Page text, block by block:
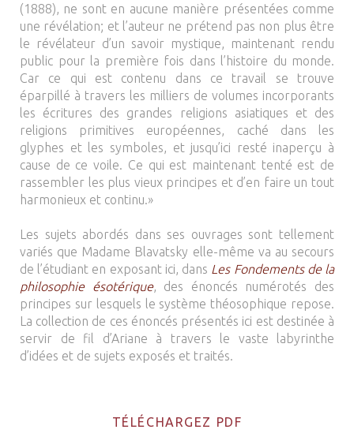
(1888), ne sont en aucune manière présentées comme
une révélation; et l’auteur ne prétend pas non plus être
le révélateur d’un savoir mystique, maintenant rendu
public pour la première fois dans l’histoire du monde.
Car ce qui est contenu dans ce travail se trouve
éparpillé à travers les milliers de volumes incorporants
les écritures des grandes religions asiatiques et des
religions primitives européennes, caché dans les
glyphes et les symboles, et jusqu’ici resté inaperçu à
cause de ce voile. Ce qui est maintenant tenté est de
rassembler les plus vieux principes et d’en faire un tout
harmonieux et continu.»
Les sujets abordés dans ses ouvrages sont tellement
variés que Madame Blavatsky elle-même va au secours
de l’étudiant en exposant ici, dans Les Fondements de la
philosophie ésotérique, des énoncés numérotés des
principes sur lesquels le système théosophique repose.
La collection de ces énoncés présentés ici est destinée à
servir de fil d’Ariane à travers le vaste labyrinthe
d’idées et de sujets exposés et traités.
TÉLÉCHARGEZ PDF